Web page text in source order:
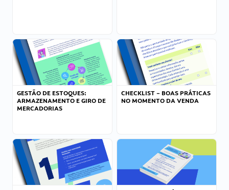
GESTÃO DE ESTOQUES:
ARMAZENAMENTO E GIRO DE
MERCADORIAS
CHECKLIST – BOAS PRÁTICAS
NO MOMENTO DA VENDA